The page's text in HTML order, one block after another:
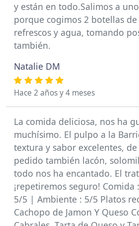
y están en todo.Salimos a
porque cogimos 2 botellas
refrescos y agua, tomando
también.
Natalie DM
Hace 2 años y 4 meses
La comida deliciosa, nos ha
muchísimo. El pulpo a la
textura y sabor excelentes,
pedido también lacón,
todo nos ha encantado. El
¡repetiremos seguro!
5/5 | Ambiente : 5/5 Platos
Cachopo de Jamon Y Queso